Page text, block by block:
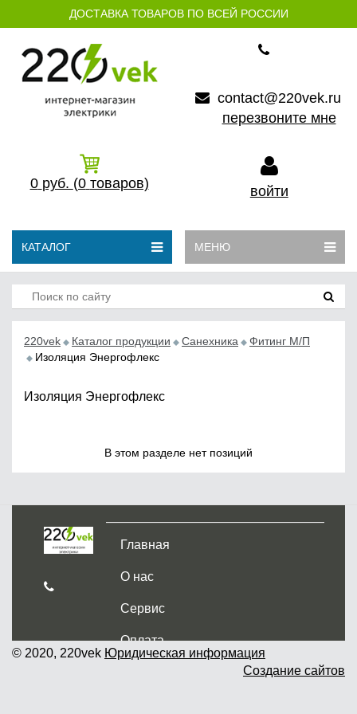
ДОСТАВКА ТОВАРОВ ПО ВСЕЙ РОССИИ
contact@220vek.ru
перезвоните мне
0 руб. (0 товаров) войти
КАТАЛОГ МЕНЮ
220vek Каталог продукции Санехника
Фитинг М/П
Изоляция Энергофлекс
Изоляция Энергофлекс
В этом разделе нет позиций
Главная
О нас
Сервис
Оплата
Доставка и самовывоз
© 2020, 220vek Юридическая информация
Создание сайтов